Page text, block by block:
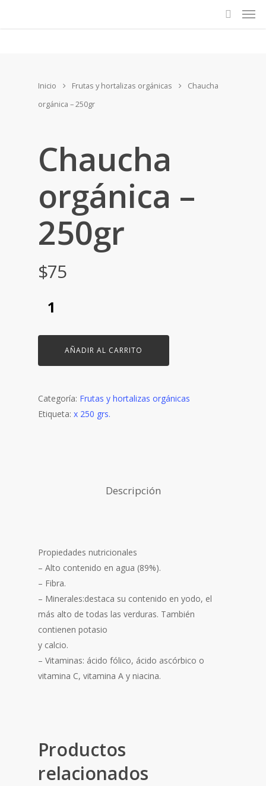
Inicio Frutas y hortalizas orgánicas
Chaucha
orgánica – 250gr
Chaucha
orgánica –
250gr
$75
AÑADIR AL CARRITO
Categoría: Frutas y hortalizas orgánicas
Etiqueta: x 250 grs.
Descripción
Propiedades nutricionales
– Alto contenido en agua (89%).
– Fibra.
– Minerales:destaca su contenido en yodo, el
más alto de todas las verduras. También
contienen potasio
y calcio.
– Vitaminas: ácido fólico, ácido ascórbico o
vitamina C, vitamina A y niacina.
Productos
relacionados